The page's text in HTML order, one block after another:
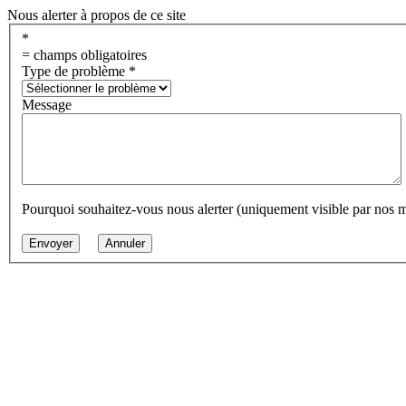
Nous alerter à propos de ce site
*
= champs obligatoires
Type de problème *
Message
Pourquoi souhaitez-vous nous alerter (uniquement visible par nos